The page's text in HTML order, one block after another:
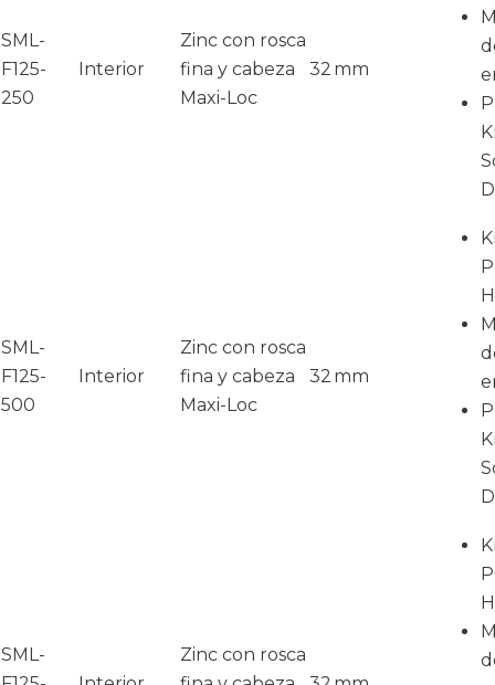
SML-
F125-
250
Interior
Zinc con rosca
fina y cabeza
Maxi-Loc
32 mm
SML-
F125-
500
Interior
Zinc con rosca
fina y cabeza
Maxi-Loc
32 mm
SML-
Zinc con rosca